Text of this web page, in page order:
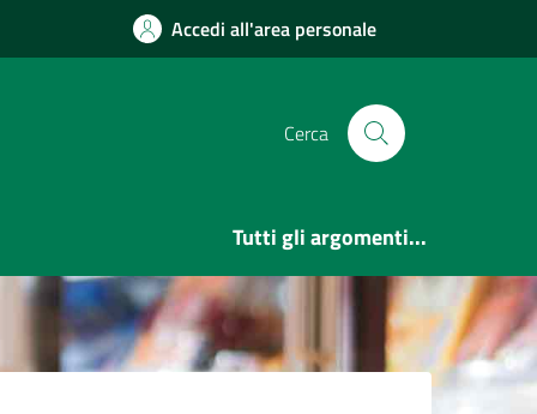
Accedi all'area personale
Cerca
Tutti gli argomenti...